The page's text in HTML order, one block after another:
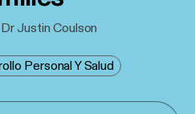
Justin Coulson
Personal Y Salud